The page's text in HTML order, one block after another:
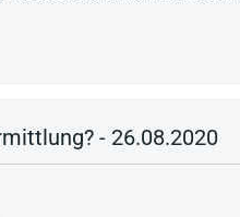
- 26.08.2020